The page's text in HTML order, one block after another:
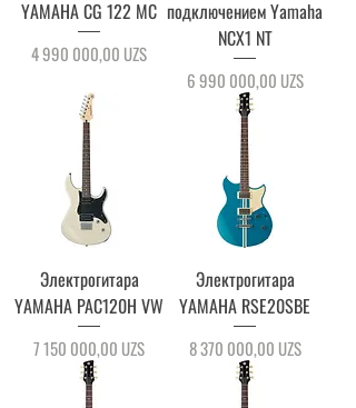
YAMAHA CG 122 MC
Цена
4 990 000,00 UZS
подключением Yamaha
NCX1 NT
Цена
6 990 000,00 UZS
Электрогитара
YAMAHA PAC120H VW
Цена
7 150 000,00 UZS
Электрогитара
YAMAHA RSE20SBE
Цена
8 370 000,00 UZS